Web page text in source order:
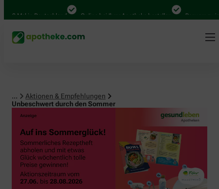
Mal in Deutschland Online bei Ihrer Apotheke bestellen Bequem
...
Aktionen & Empfehlungen
Unbeschwert durch den Sommer